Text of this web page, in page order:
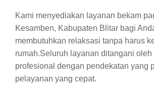
Kami menyediakan layanan bekam
Kesamben, Kabupaten Blitar bagi
membutuhkan relaksasi tanpa harus
rumah.Seluruh layanan ditangani oleh
profesional dengan pendekatan yang
pelayanan yang cepat.